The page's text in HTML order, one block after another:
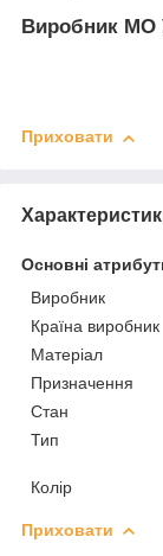
Виробник МО
Приховати
Основні
Виробник
Країна виробник
Матеріал
Призначення
Стан
Тип
Колір
Приховати